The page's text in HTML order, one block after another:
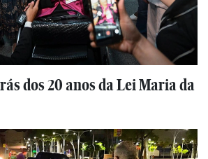
dos 20 anos da Lei Maria da